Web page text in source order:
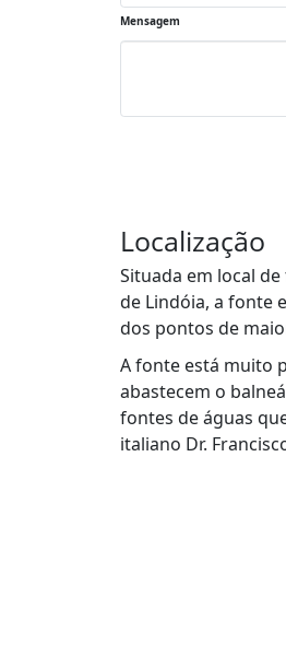
Mensagem
Localização
Situada em local
de Lindóia, a fonte
dos pontos de
A fonte está muito
abastecem o
fontes de águas
italiano Dr.